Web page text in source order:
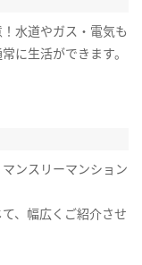
水道やガス・電気も
に生活ができます。
ンスリーマンション
、幅広くご紹介させ